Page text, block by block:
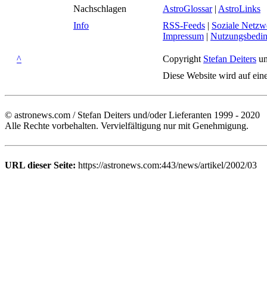
Nachschlagen
AstroGlossar| AstroLinks
Info
RSS-Feeds | Soziale
Impressum |
^ Copyright Stefan Deiters
Diese Website wird auf
© astronews.com / Stefan Deiters und/oder Lieferanten 1999 - 2020
Alle Rechte vorbehalten. Vervielfältigung nur mit Genehmigung.
URL dieser Seite: https://astronews.com:443/news/artikel/2002/03